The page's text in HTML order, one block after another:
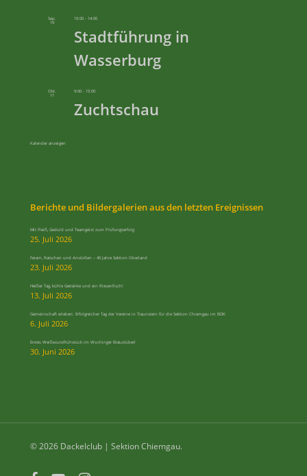
Sep.
19
10:00 -14:00
Stadtführung in
Wasserburg
Okt.
11
9:00 -15:00
Zuchtschau
Kalender anzeigen
Berichte und Bildergalerien aus den letzten Ereignissen
Mit Fleiß, Geduld und Teamgeist zum Prüfungserfolg
25. Juli 2026
Feiern, Ratschen und Anstoßen – 40 Jahre Sektion Oberland
23. Juli 2026
Heißer Tag, kühle Getränke und ein Riesenfisch!
13. Juli 2026
Gemeinschaft erleben: Erfolgreicher Tag der Vereine in Traunstein für die Sektion Chiemgau im BDK
6. Juli 2026
Erstes Weißwurstfrühstück im Wochinger Bräustüberl
30. Juni 2026
© 2026 Dackelclub | Sektion Chiemgau.